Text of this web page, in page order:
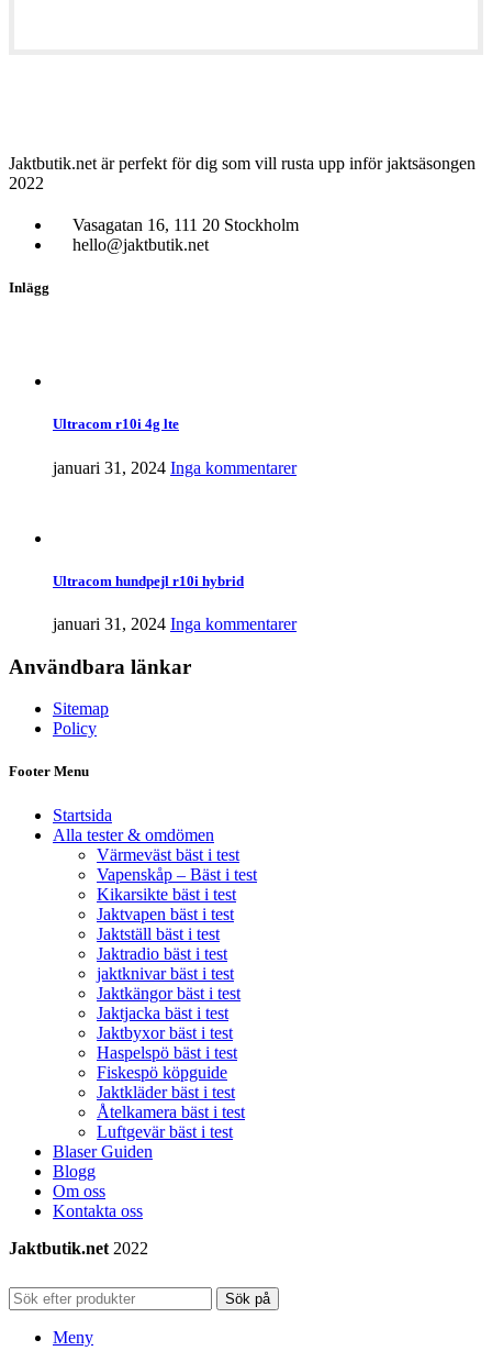
Jaktbutik.net är perfekt för dig som vill rusta upp inför jaktsäsongen
2022
Vasagatan 16, 111 20 Stockholm
hello@jaktbutik.net
Inlägg
Ultracom r10i 4g lte
januari 31, 2024 Inga kommentarer
Ultracom hundpejl r10i hybrid
januari 31, 2024 Inga kommentarer
Användbara länkar
Sitemap
Policy
Footer Menu
Startsida
Alla tester & omdömen
Värmeväst bäst i test
Vapenskåp – Bäst i test
Kikarsikte bäst i test
Jaktvapen bäst i test
Jaktställ bäst i test
Jaktradio bäst i test
jaktknivar bäst i test
Jaktkängor bäst i test
Jaktjacka bäst i test
Jaktbyxor bäst i test
Haspelspö bäst i test
Fiskespö köpguide
Jaktkläder bäst i test
Åtelkamera bäst i test
Luftgevär bäst i test
Blaser Guiden
Blogg
Om oss
Kontakta oss
Jaktbutik.net 2022
Sök på
Meny